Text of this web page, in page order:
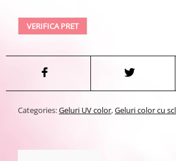
VERIFICA PRET
Categories:Geluri UV color,Geluri color cu